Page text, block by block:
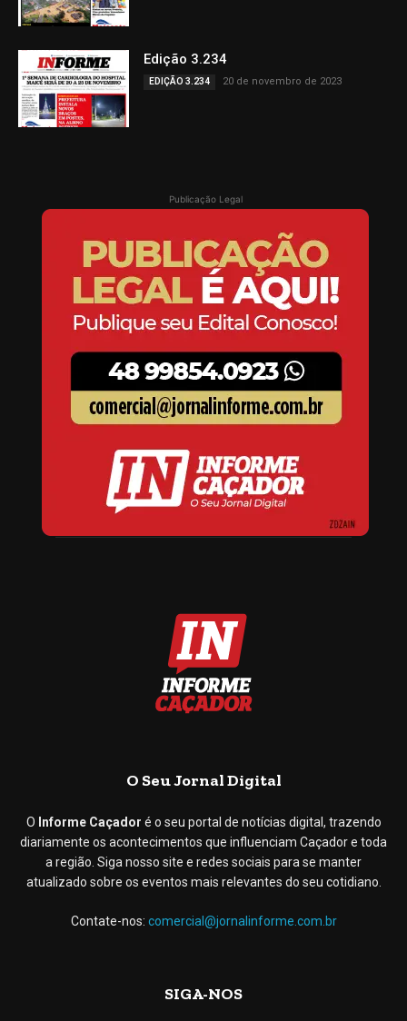
Edição 3.234
EDIÇÃO 3.234 20 de novembro de 2023
Publicação Legal
O Seu Jornal Digital
O Informe Caçador é o seu portal de notícias digital, trazendo
diariamente os acontecimentos que influenciam Caçador e toda
a região. Siga nosso site e redes sociais para se manter
atualizado sobre os eventos mais relevantes do seu cotidiano.
Contate-nos: comercial@jornalinforme.com.br
SIGA-NOS